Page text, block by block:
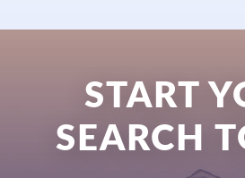
START
SEARCH